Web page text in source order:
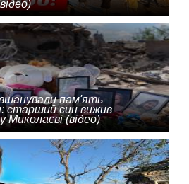
пам'ять
старший син вижив
Миколаєві (відео)